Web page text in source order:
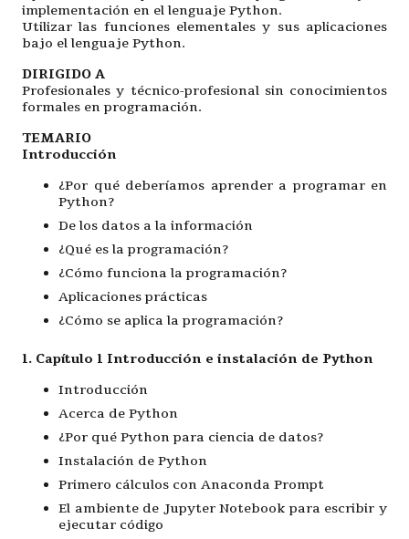
implementación en el lenguaje Python.
Utilizar las funciones elementales y sus aplicaciones
bajo el lenguaje Python.
DIRIGIDO A
Profesionales y técnico-profesional sin conocimientos
formales en programación.
TEMARIO
Introducción
¿Por qué deberíamos aprender a programar en
Python?
De los datos a la información
¿Qué es la programación?
¿Cómo funciona la programación?
Aplicaciones prácticas
¿Cómo se aplica la programación?
1. Capítulo 1 Introducción e instalación de Python
Introducción
Acerca de Python
¿Por qué Python para ciencia de datos?
Instalación de Python
Primero cálculos con Anaconda Prompt
El ambiente de Jupyter Notebook para escribir y
ejecutar código